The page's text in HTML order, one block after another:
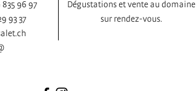
835 96 97
93 37
Dégustations et vente au domaine
sur rendez-vous.